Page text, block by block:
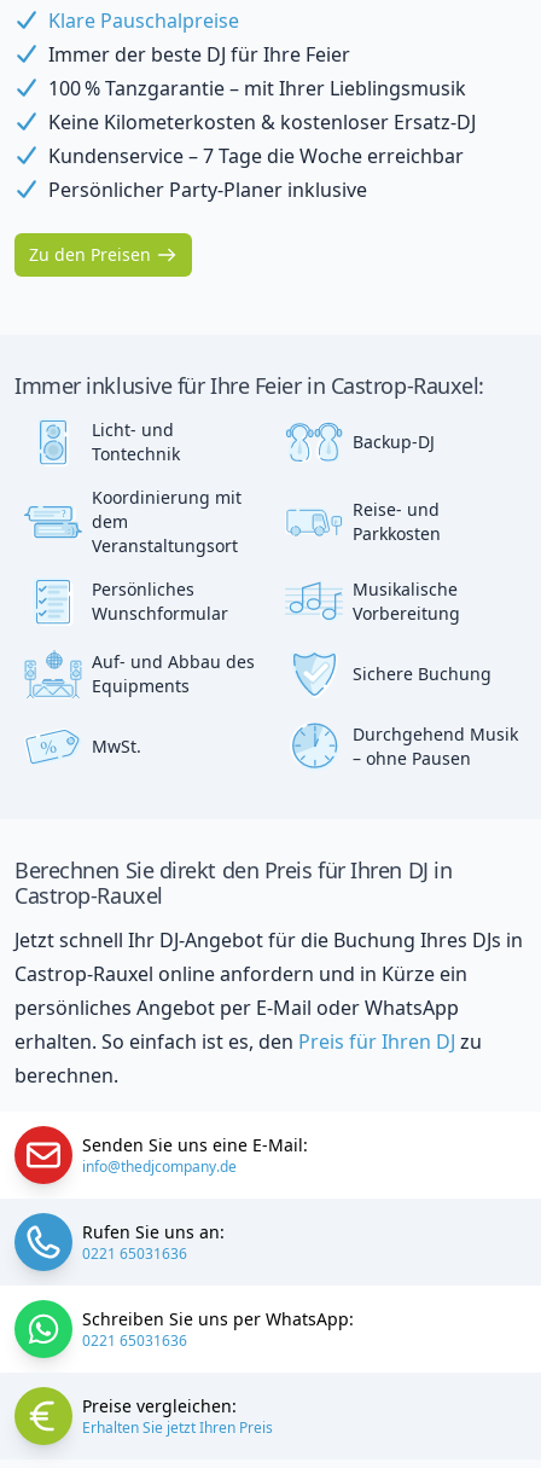
Klare Pauschalpreise
Immer der beste DJ für Ihre Feier
100 % Tanzgarantie – mit Ihrer Lieblingsmusik
Keine Kilometerkosten & kostenloser Ersatz-DJ
Kundenservice – 7 Tage die Woche erreichbar
Persönlicher Party-Planer inklusive
Zu den Preisen
Immer inklusive für Ihre Feier in Castrop-Rauxel:
Licht- und
Tontechnik
Backup-DJ
?
:)
Koordinierung mit
dem
Veranstaltungsort
p
Reise- und
Parkkosten
Persönliches
Wunschformular
Musikalische
Vorbereitung
Auf- und Abbau des
Equipments
Sichere Buchung
% MwSt.
Durchgehend Musik
– ohne Pausen
Berechnen Sie direkt den Preis für Ihren DJ in
Castrop-Rauxel
Jetzt schnell Ihr DJ-Angebot für die Buchung Ihres DJs in
Castrop-Rauxel online anfordern und in Kürze ein
persönliches Angebot per E-Mail oder WhatsApp
erhalten. So einfach ist es, den Preis für Ihren DJ zu
berechnen.
Senden Sie uns eine E-Mail:
info@thedjcompany.de
Rufen Sie uns an:
0221 65031636
Schreiben Sie uns per WhatsApp:
0221 65031636
Preise vergleichen:
Erhalten Sie jetzt Ihren Preis